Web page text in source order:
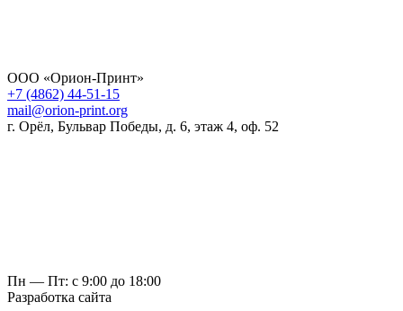
ООО «Орион-Принт»
+7 (4862) 44-51-15
mail@orion-print.org
г. Орёл, Бульвар Победы, д. 6, этаж 4, оф. 52
Пн — Пт: с 9:00 до 18:00
Разработка сайта